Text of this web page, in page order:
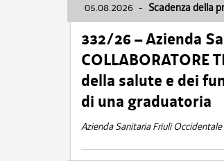
05.08.2026 - Scadenza della
332/26 – Azienda
COLLABORATORE
della salute e dei
di una graduatoria
Azienda Sanitaria Friuli Occidentale